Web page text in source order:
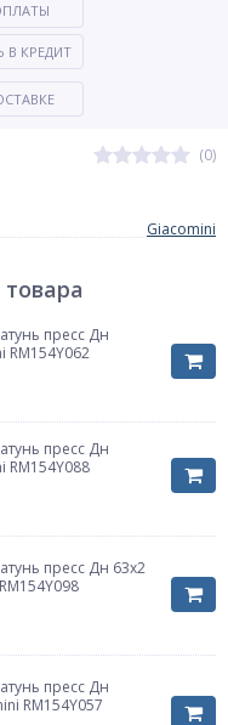
(0)
КРЕДИТ
Giacomini
пресс Дн
RM154Y062
пресс Дн
RM154Y088
пресс Дн 63х2
пресс Дн
RM154Y057